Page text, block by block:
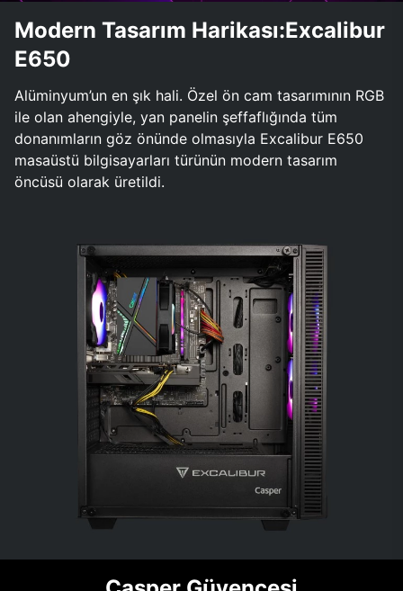
Modern Tasarım Harikası:Excalibur
E650
Alüminyum’un en şık hali. Özel ön cam tasarımının RGB
ile olan ahengiyle, yan panelin şeffaflığında tüm
donanımların göz önünde olmasıyla Excalibur E650
masaüstü bilgisayarları türünün modern tasarım
öncüsü olarak üretildi.